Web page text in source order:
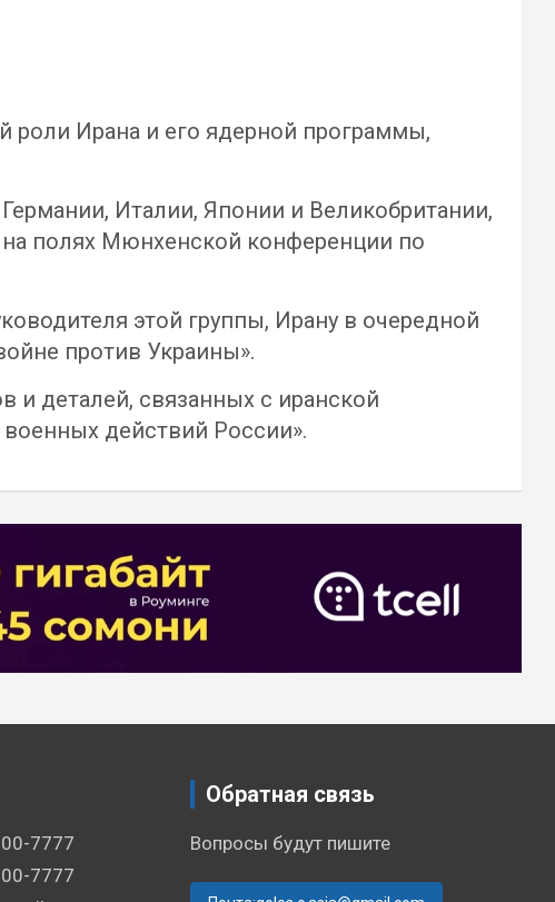
роли Ирана и его ядерной программы,
Италии, Японии и Великобритании,
на полях Мюнхенской конференции по
этой группы, Ирану в очередной
против Украины».
и деталей, связанных с иранской
действий России».
7777
7777
Обратная связь
Вопросы будут пишите